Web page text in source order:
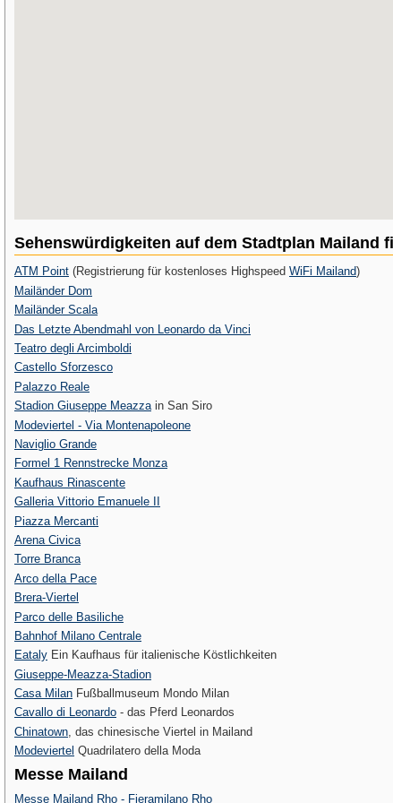
Sehenswürdigkeiten auf dem Stadtplan Mailand
ATM Point (Registrierung für kostenloses Highspeed WiFi Mailand)
Mailänder Dom
Mailänder Scala
Das Letzte Abendmahl von Leonardo da Vinci
Teatro degli Arcimboldi
Castello Sforzesco
Palazzo Reale
Stadion Giuseppe Meazzain San Siro
Modeviertel - Via Montenapoleone
Naviglio Grande
Formel 1 Rennstrecke Monza
Kaufhaus Rinascente
Galleria Vittorio Emanuele II
Piazza Mercanti
Arena Civica
Torre Branca
Arco della Pace
Brera-Viertel
Parco delle Basiliche
Bahnhof Milano Centrale
Eataly Ein Kaufhaus für italienische Köstlichkeiten
Giuseppe-Meazza-Stadion
Casa Milan Fußballmuseum Mondo Milan
Cavallo di Leonardo - das Pferd Leonardos
Chinatown , das chinesische Viertel in Mailand
Modeviertel Quadrilatero della Moda
Messe Mailand
Messe Mailand Rho - Fieramilano Rho